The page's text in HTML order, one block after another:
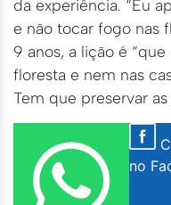
da experiência. “Eu
e não tocar fogo nas
9 anos, a lição é
floresta e nem nas
Tem que preservar as
no